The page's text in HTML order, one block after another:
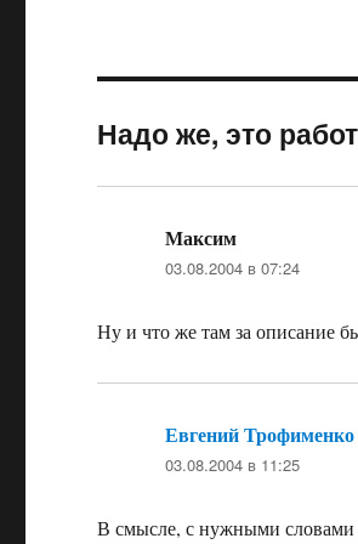
Надо же, это
Максим
03.08.2004 в 07:24
Ну и что же там за описание
Евгений Трофименко
03.08.2004 в 11:25
В смысле, с нужными словами